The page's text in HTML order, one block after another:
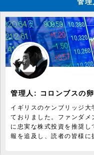
管理人: コロンブスの卵
イギリスのケンブリッジ
ておりました。ファンダ
に忠実な株式投資を推奨
報を追及し、読者の皆様に